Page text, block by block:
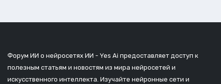
Форум ИИ о нейросетях ИИ - Yes Ai предоставляет доступ к
полезным статьям и новостям из мира нейросетей и
искусственного интеллекта. Изучайте нейронные сети и